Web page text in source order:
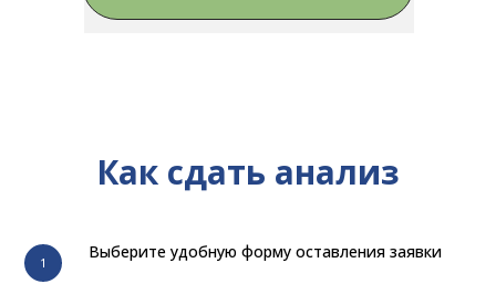
Как сдать анализ
Выберите удобную форму оставления заявки